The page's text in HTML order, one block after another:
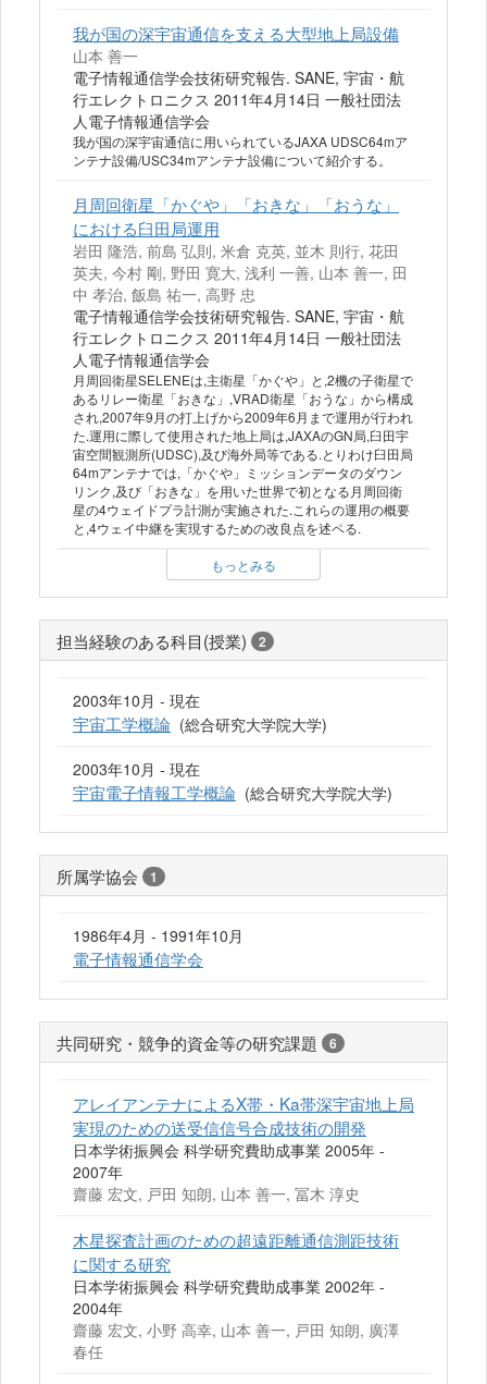
我が国の深宇宙通信を支える大型地上局設備
山本 善一
電子情報通信学会技術研究報告. SANE, 宇宙・航
行エレクトロニクス 2011年4月14日 一般社団法
人電子情報通信学会
我が国の深宇宙通信に用いられているJAXA UDSC64mア
ンテナ設備/USC34mアンテナ設備について紹介する。
月周回衛星「かぐや」「おきな」「おうな」
における臼田局運用
岩田 隆浩, 前島 弘則, 米倉 克英, 並木 則行, 花田
英夫, 今村 剛, 野田 寛大, 浅利 一善, 山本 善一, 田
中 孝治, 飯島 祐一, 高野 忠
電子情報通信学会技術研究報告. SANE, 宇宙・航
行エレクトロニクス 2011年4月14日 一般社団法
人電子情報通信学会
月周回衛星SELENEは,主衛星「かぐや」と,2機の子衛星で
あるリレー衛星「おきな」,VRAD衛星「おうな」から構成
され,2007年9月の打上げから2009年6月まで運用が行われ
た.運用に際して使用された地上局は,JAXAのGN局,臼田宇
宙空間観測所(UDSC),及び海外局等である.とりわけ臼田局
64mアンテナでは,「かぐや」ミッションデータのダウン
リンク,及び「おきな」を用いた世界で初となる月周回衛
星の4ウェイドプラ計測が実施された.これらの運用の概要
と,4ウェイ中継を実現するための改良点を述ペる.
もっとみる
担当経験のある科目(授業) 2
2003年10月 - 現在
宇宙工学概論 (総合研究大学院大学)
2003年10月 - 現在
宇宙電子情報工学概論 (総合研究大学院大学)
所属学協会 1
1986年4月 - 1991年10月
電子情報通信学会
共同研究・競争的資金等の研究課題 6
アレイアンテナによるX帯・Ka帯深宇宙地上局
実現のための送受信信号合成技術の開発
日本学術振興会 科学研究費助成事業 2005年 -
2007年
齋藤 宏文, 戸田 知朗, 山本 善一, 冨木 淳史
木星探査計画のための超遠距離通信測距技術
に関する研究
日本学術振興会 科学研究費助成事業 2002年 -
2004年
齋藤 宏文, 小野 高幸, 山本 善一, 戸田 知朗, 廣澤
春任